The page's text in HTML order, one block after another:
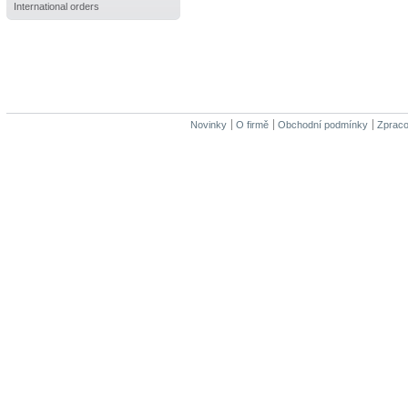
International orders
Novinky O firmě Obchodní podmínky